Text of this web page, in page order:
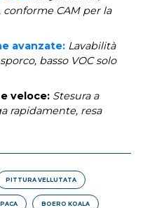
conforme CAM per la
avanzate: Lavabilità
basso VOC solo
veloce: Stesura a
rapidamente, resa
PITTURA VELLUTATA
BOERO KOALA